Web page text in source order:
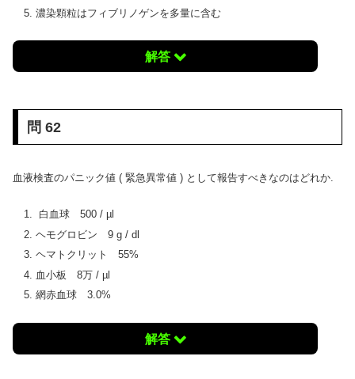
濃染顆粒はフィブリノゲンを多量に含む
解答
問 62
血液検査のパニック値 ( 緊急異常値 ) として報告すべきなのはどれか.
白血球 500 / µl
ヘモグロビン 9 g / dl
ヘマトクリット 55%
血小板 8万 / µl
網赤血球 3.0%
解答